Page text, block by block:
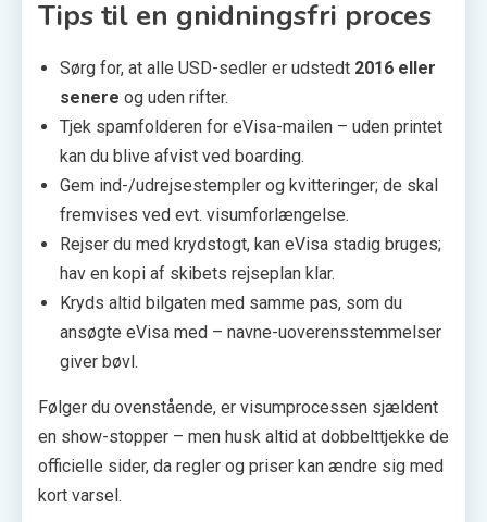
Tips til en gnidningsfri proces
Sørg for, at alle USD-sedler er udstedt 2016 eller
senere og uden rifter.
Tjek spamfolderen for eVisa-mailen – uden printet
kan du blive afvist ved boarding.
Gem ind-/udrejsestempler og kvitteringer; de skal
fremvises ved evt. visumforlængelse.
Rejser du med krydstogt, kan eVisa stadig bruges;
hav en kopi af skibets rejseplan klar.
Kryds altid bilgaten med samme pas, som du
ansøgte eVisa med – navne-uoverensstemmelser
giver bøvl.
Følger du ovenstående, er visumprocessen sjældent
en show-stopper – men husk altid at dobbelttjekke de
officielle sider, da regler og priser kan ændre sig med
kort varsel.